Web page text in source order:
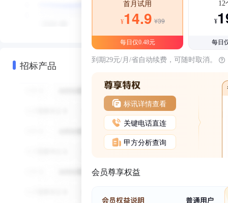
招标产品
首月试用
¥14.9 ¥39
每日仅0.48元
12
¥
每日
到期29元/月/省自动续费，可随时取消。
标讯详情查看
关键电话直连
甲方分析查询
会员尊享权益